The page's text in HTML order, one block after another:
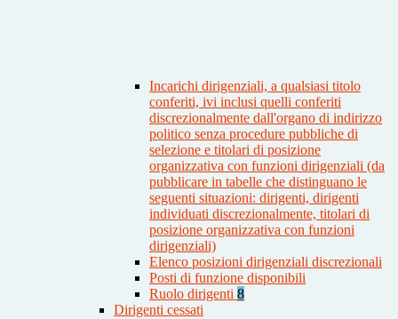
Incarichi dirigenziali, a qualsiasi titolo
conferiti, ivi inclusi quelli conferiti
discrezionalmente dall'organo di indirizzo
politico senza procedure pubbliche di
selezione e titolari di posizione
organizzativa con funzioni dirigenziali (da
pubblicare in tabelle che distinguano le
seguenti situazioni: dirigenti, dirigenti
individuati discrezionalmente, titolari di
posizione organizzativa con funzioni
dirigenziali)
Elenco posizioni dirigenziali discrezionali
Posti di funzione disponibili
Ruolo dirigenti 8
Dirigenti cessati